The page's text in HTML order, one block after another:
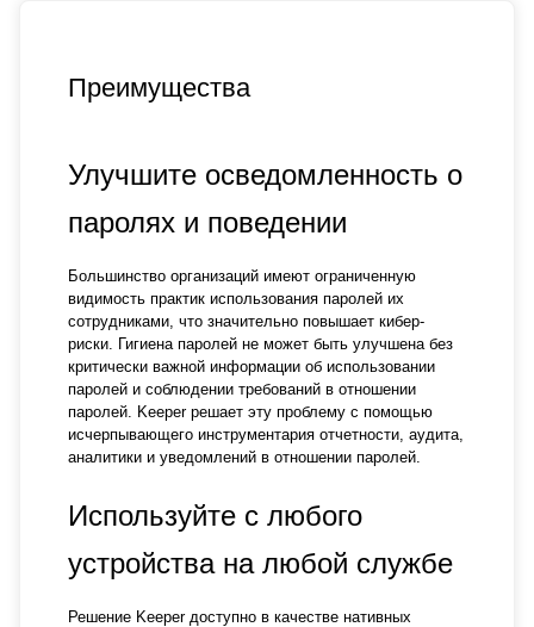
Преимущества
Улучшите осведомленность о
паролях и поведении
Большинство организаций имеют ограниченную
видимость практик использования паролей их
сотрудниками, что значительно повышает кибер-
риски. Гигиена паролей не может быть улучшена без
критически важной информации об использовании
паролей и соблюдении требований в отношении
паролей. Keeper решает эту проблему с помощью
исчерпывающего инструментария отчетности, аудита,
аналитики и уведомлений в отношении паролей.
Используйте с любого
устройства на любой службе
Решение Keeper доступно в качестве нативных